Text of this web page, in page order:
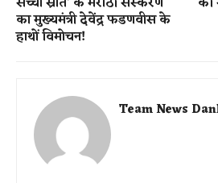
का मुख्यमंत्री देवेंद्र फडणवीस के
हाथों विमोचन!
Team News